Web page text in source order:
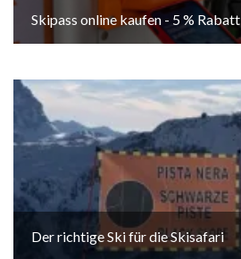
Skipass online kaufen - 5 % Rabatt
Der richtige Ski für die Skisafari